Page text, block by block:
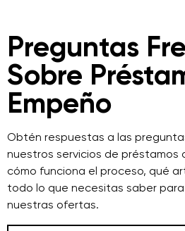
Preguntas
Sobre
Empeño
Obtén respuestas a las
nuestros servicios de préstamos
cómo funciona el proceso, qué
todo lo que necesitas saber
nuestras ofertas.